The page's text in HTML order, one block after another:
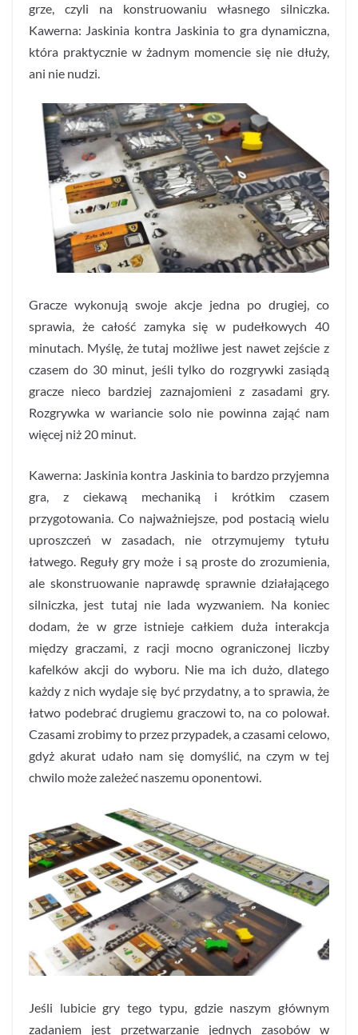
grze, czyli na konstruowaniu własnego silniczka.
Kawerna: Jaskinia kontra Jaskinia to gra dynamiczna,
która praktycznie w żadnym momencie się nie dłuży,
ani nie nudzi.
Gracze wykonują swoje akcje jedna po drugiej, co
sprawia, że całość zamyka się w pudełkowych 40
minutach. Myślę, że tutaj możliwe jest nawet zejście z
czasem do 30 minut, jeśli tylko do rozgrywki zasiądą
gracze nieco bardziej zaznajomieni z zasadami gry.
Rozgrywka w wariancie solo nie powinna zająć nam
więcej niż 20 minut.
Kawerna: Jaskinia kontra Jaskinia to bardzo przyjemna
gra, z ciekawą mechaniką i krótkim czasem
przygotowania. Co najważniejsze, pod postacią wielu
uproszczeń w zasadach, nie otrzymujemy tytułu
łatwego. Reguły gry może i są proste do zrozumienia,
ale skonstruowanie naprawdę sprawnie działającego
silniczka, jest tutaj nie lada wyzwaniem. Na koniec
dodam, że w grze istnieje całkiem duża interakcja
między graczami, z racji mocno ograniczonej liczby
kafelków akcji do wyboru. Nie ma ich dużo, dlatego
każdy z nich wydaje się być przydatny, a to sprawia, że
łatwo podebrać drugiemu graczowi to, na co polował.
Czasami zrobimy to przez przypadek, a czasami celowo,
gdyż akurat udało nam się domyślić, na czym w tej
chwilo może zależeć naszemu oponentowi.
Jeśli lubicie gry tego typu, gdzie naszym głównym
zadaniem jest przetwarzanie jednych zasobów w